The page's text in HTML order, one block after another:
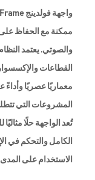
ممكنة مع الحفاظ
والصوتي. يعتمد
القطاعات
معماريًا عصريًا وأداءً
المشروعات التي
تُعد الواجهة حلًا
الكامل والتحكم في
الاستخدام على